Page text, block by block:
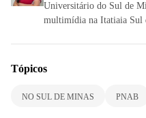
Universitário do Sul de
multimídia na Itatiaia Sul
Tópicos
NO SUL DE MINAS PNAB